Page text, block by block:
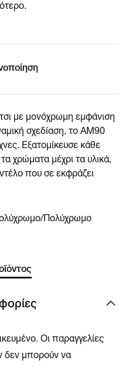
με μονόχρωμη εμφάνιση
σχεδίαση, το AM90
Εξατομίκευσε κάθε
χρώματα μέχρι τα υλικά,
που σε εκφράζει
Πολύχρωμο
Οι παραγγελίες
δεν μπορούν να